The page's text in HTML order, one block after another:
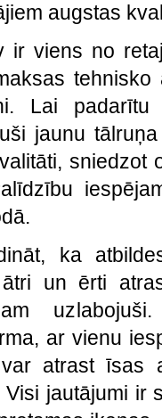
augstas
viens no
Lai padarītu
jaunu
sniedzot
ka
ātri un ērti
ar vienu
atrast īsas
Visi jautājumi ir